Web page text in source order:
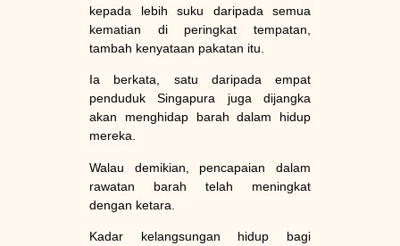
kepada lebih suku daripada semua
kematian di peringkat tempatan,
tambah kenyataan pakatan itu.
Ia berkata, satu daripada empat
penduduk Singapura juga dijangka
akan menghidap barah dalam hidup
mereka.
Walau demikian, pencapaian dalam
rawatan barah telah meningkat
dengan ketara.
Kadar kelangsungan hidup bagi